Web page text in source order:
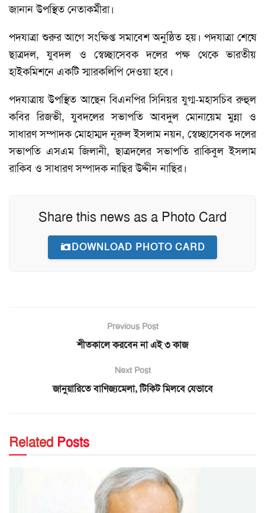
জানান উপস্থিত নেতাকর্মীরা।
পদযাত্রা শুরুর আগে সংক্ষিপ্ত সমাবেশ অনুষ্ঠিত হয়। পদযাত্রা শেষে
ছাত্রদল, যুবদল ও স্বেচ্ছাসেবক দলের পক্ষ থেকে ভারতীয়
হাইকমিশনে একটি স্মারকলিপি দেওয়া হবে।
পদযাত্রায় উপস্থিত আছেন বিএনপির সিনিয়র যুগ্ম-মহাসচিব রুহুল
কবির রিজভী, যুবদলের সভাপতি আবদুল মোনায়েম মুন্না ও
সাধারণ সম্পাদক মোহাম্মদ নূরুল ইসলাম নয়ন, স্বেচ্ছাসেবক দলের
সভাপতি এসএম জিলানী, ছাত্রদলের সভাপতি রাকিবুল ইসলাম
রাকিব ও সাধারণ সম্পাদক নাছির উদ্দীন নাছির।
Share this news as a Photo Card
DOWNLOAD PHOTO CARD
Previous Post
শীতকালে করবেন না এই ৩ কাজ
Next Post
জানুয়ারিতে বাণিজ্যমেলা, টিকিট মিলবে যেভাবে
Related Posts